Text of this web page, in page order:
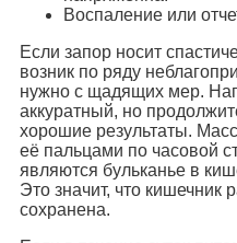
Воспаление или
Если запор носит
возник по ряду
нужно с щадящих мер.
аккуратный, но
хорошие результаты.
её пальцами по часовой
являются бульканье в
Это значит, что кишечник
сохранена.